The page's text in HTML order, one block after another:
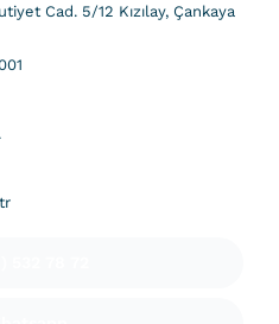
Cad. 5/12 Kızılay, Çankaya